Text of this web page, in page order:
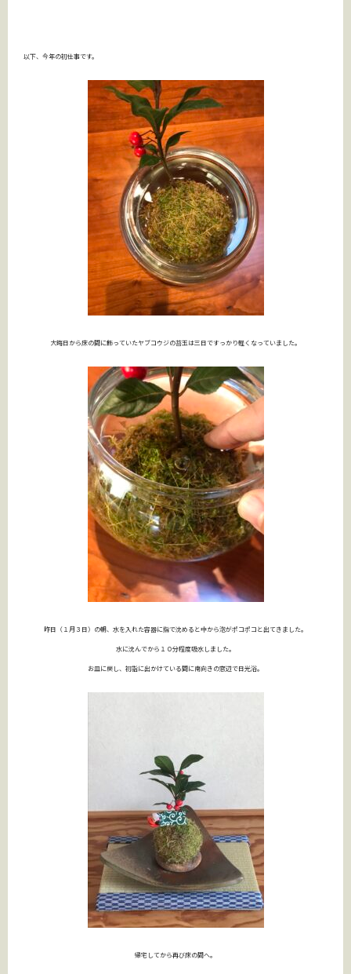
以下、今年の初仕事です。
大晦日から床の間に飾っていたヤブコウジの苔玉は三日ですっかり軽くなっていました。
昨日（１月３日）の朝、水を入れた容器に指で沈めると中から泡がポコポコと出てきました。
水に沈んでから１０分程度吸水しました。
お皿に戻し、初詣に出かけている間に南向きの窓辺で日光浴。
帰宅してから再び床の間へ。